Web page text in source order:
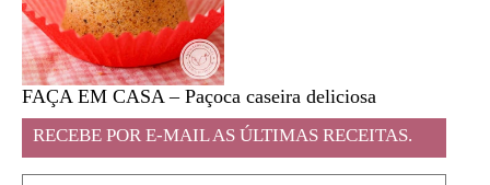
FAÇA EM CASA – Paçoca caseira deliciosa
RECEBE POR E-MAIL AS ÚLTIMAS RECEITAS.